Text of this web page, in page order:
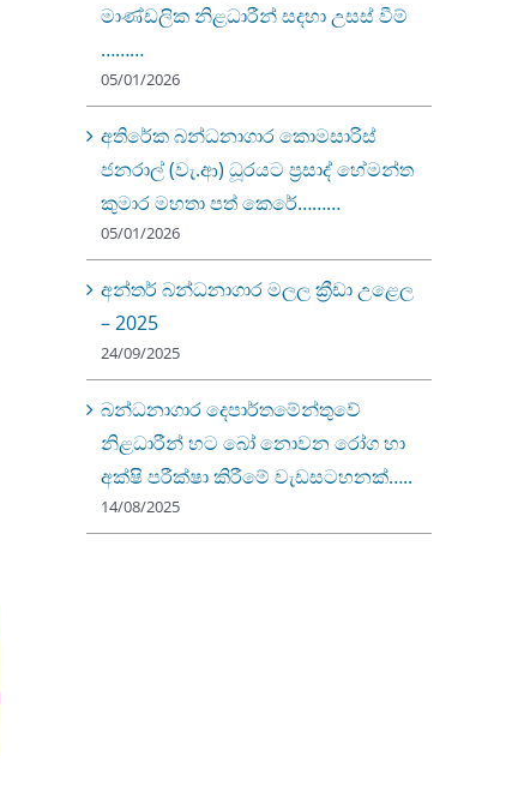
මාණ්ඩලික නිළධාරීන් සදහා උසස් වීම්
………
05/01/2026
අතිරේක බන්ධනාගාර කොමසාරිස්
ජනරාල් (වැ.ආ) ධූරයට ප්‍රසාද් හේමන්ත
කුමාර මහතා පත් කෙරේ………
05/01/2026
අන්තර් බන්ධනාගාර මලල ක්‍රීඩා උළෙල
– 2025
24/09/2025
බන්ධනාගාර දෙපාර්තමේන්තුවේ
නිළධාරීන් හට බෝ නොවන රෝග හා
අක්ෂි පරීක්ෂා කිරීමේ වැඩසටහනක්…..
14/08/2025